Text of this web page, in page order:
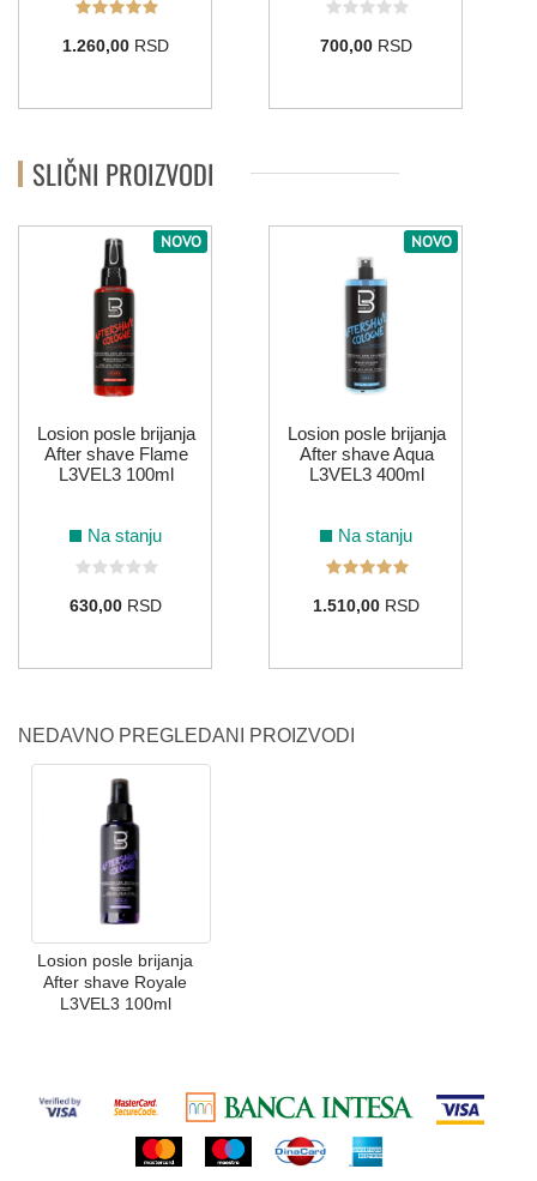
1.260,00RSD 700,00RSD
SLIČNI PROIZVODI
NOVO
Losion posle brijanja
After shave Flame
L3VEL3 100ml
Na stanju
630,00RSD
NOVO
Losion posle brijanja
After shave Aqua
L3VEL3 400ml
Na stanju
1.510,00RSD
NEDAVNO PREGLEDANI PROIZVODI
Losion posle brijanja
After shave Royale
L3VEL3 100ml